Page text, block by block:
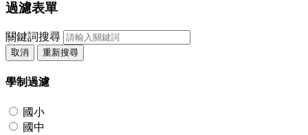
過濾表單
關鍵詞搜尋
取消 重新搜尋
學制過濾
國小
國中